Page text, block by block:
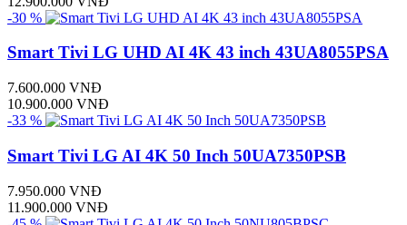
-30 %
Smart Tivi LG UHD AI 4K 43 inch 43UA8055PSA
7.600.000 VNĐ
10.900.000 VNĐ
-33 %
Smart Tivi LG AI 4K 50 Inch 50UA7350PSB
7.950.000 VNĐ
11.900.000 VNĐ